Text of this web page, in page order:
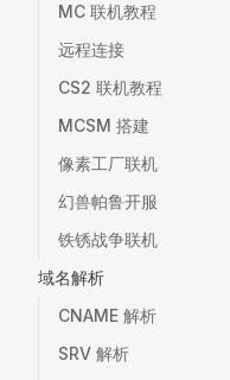
MC 联机教程
远程连接
CS2 联机教程
MCSM 搭建
像素工厂联机
幻兽帕鲁开服
铁锈战争联机
域名解析
CNAME 解析
SRV 解析